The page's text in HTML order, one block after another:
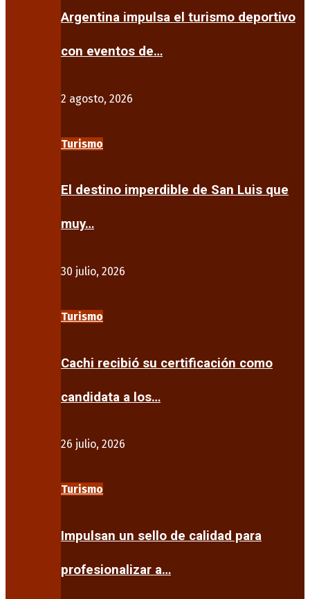
Argentina impulsa el turismo deportivo
con eventos de…
2 agosto, 2026
Turismo
El destino imperdible de San Luis que
muy…
30 julio, 2026
Turismo
Cachi recibió su certificación como
candidata a los…
26 julio, 2026
Turismo
Impulsan un sello de calidad para
profesionalizar a…